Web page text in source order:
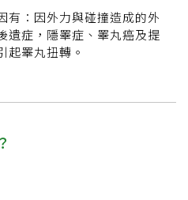
有：因外力與碰撞造成的外
遺症，隱睪症、睪丸癌及提
起睪丸扭轉。